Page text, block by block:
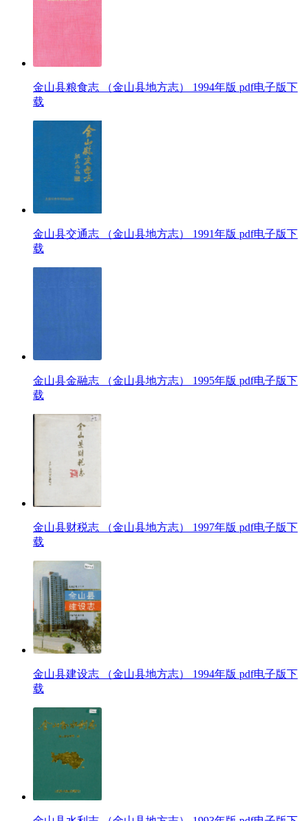
金山县粮食志 （金山县地方志） 1994年版 pdf电子版下
载
金山县交通志 （金山县地方志） 1991年版 pdf电子版下
载
金山县金融志 （金山县地方志） 1995年版 pdf电子版下
载
金山县财税志 （金山县地方志） 1997年版 pdf电子版下
载
金山县建设志 （金山县地方志） 1994年版 pdf电子版下
载